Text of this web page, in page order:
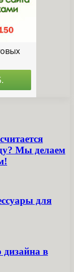
Мы делаем
для
дизайна в